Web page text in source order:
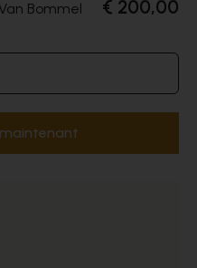
Bommel € 200,00